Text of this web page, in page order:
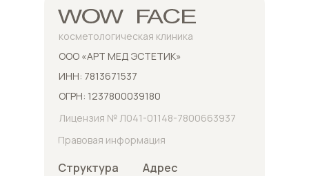
Структура Адрес
ООО «АРТ МЕД ЭСТЕТИК»
косметологическая клиника
ИНН: 7813671537
ОГРН: 1237800039180
Правовая информация
Лицензия № Л041-01148-7800663937